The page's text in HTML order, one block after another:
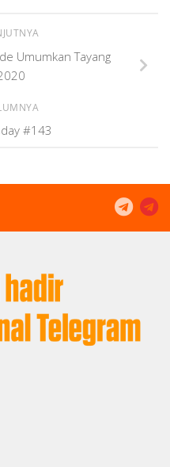
Umumkan Tayang
#143